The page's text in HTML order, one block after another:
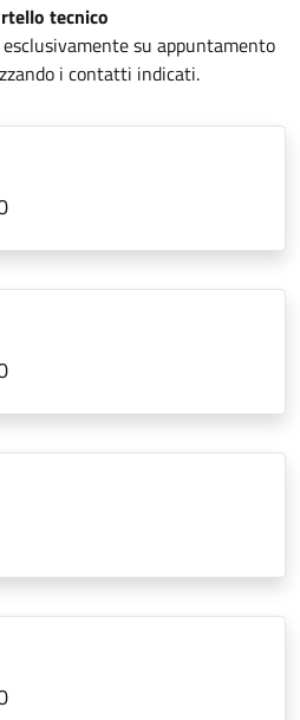
tecnico
su appuntamento
i contatti indicati.